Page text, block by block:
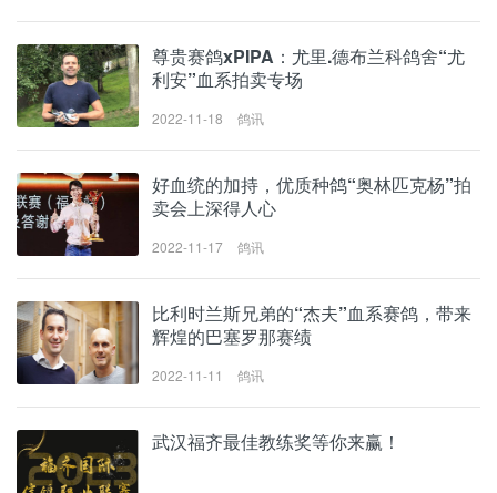
尊贵赛鸽xPIPA：尤里.德布兰科鸽舍“尤
利安”血系拍卖专场
2022-11-18 鸽讯
好血统的加持，优质种鸽“奥林匹克杨”拍
卖会上深得人心
2022-11-17 鸽讯
比利时兰斯兄弟的“杰夫”血系赛鸽，带来
辉煌的巴塞罗那赛绩
2022-11-11 鸽讯
武汉福齐最佳教练奖等你来赢！